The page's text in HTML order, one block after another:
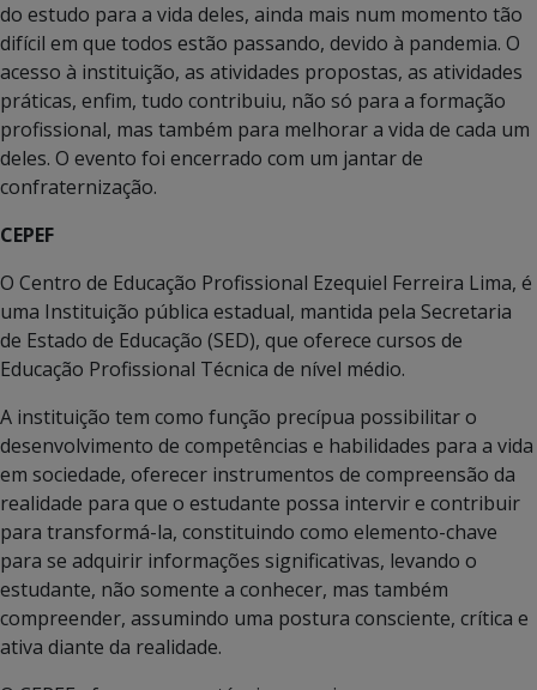
do estudo para a vida deles, ainda mais num momento tão
difícil em que todos estão passando, devido à pandemia. O
acesso à instituição, as atividades propostas, as atividades
práticas, enfim, tudo contribuiu, não só para a formação
profissional, mas também para melhorar a vida de cada um
deles. O evento foi encerrado com um jantar de
confraternização.
CEPEF
O Centro de Educação Profissional Ezequiel Ferreira Lima, é
uma Instituição pública estadual, mantida pela Secretaria
de Estado de Educação (SED), que oferece cursos de
Educação Profissional Técnica de nível médio.
A instituição tem como função precípua possibilitar o
desenvolvimento de competências e habilidades para a vida
em sociedade, oferecer instrumentos de compreensão da
realidade para que o estudante possa intervir e contribuir
para transformá-la, constituindo como elemento-chave
para se adquirir informações significativas, levando o
estudante, não somente a conhecer, mas também
compreender, assumindo uma postura consciente, crítica e
ativa diante da realidade.